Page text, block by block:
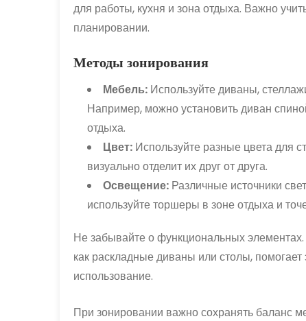
для работы, кухня и зона отдыха. Важно
планировании.
Методы зонирования
Мебель: Используйте диваны,
Например, можно установить диван
отдыха.
Цвет: Используйте разные цвета для
визуально отделит их друг от друга.
Освещение: Различные источники
используйте торшеры в зоне отдыха и
Не забывайте о функциональных
как раскладные диваны или столы,
использование.
При зонировании важно сохранять баланс